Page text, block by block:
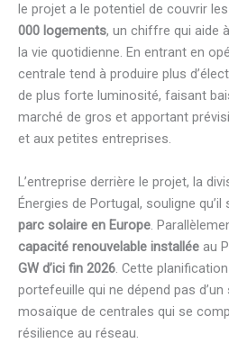
le projet a le potentiel de couvrir
000 logements, un chiffre qui aide
la vie quotidienne. En entrant en
centrale tend à produire plus
de plus forte luminosité, faisant
marché de gros et apportant
et aux petites entreprises.
L’entreprise derrière le projet, la
Énergies de Portugal, souligne qu’il
parc solaire en Europe.
capacité renouvelable installée au
GW d’ici fin 2026. Cette
portefeuille qui ne dépend pas d’un
mosaïque de centrales qui se
résilience au réseau.